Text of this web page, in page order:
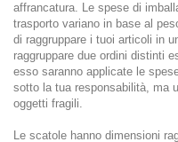
affrancatura. Le spese di
trasporto variano in base al
di raggruppare i tuoi articoli in
raggruppare due ordini distinti
esso saranno applicate le
sotto la tua responsabilità, ma
oggetti fragili.
Le scatole hanno dimensioni